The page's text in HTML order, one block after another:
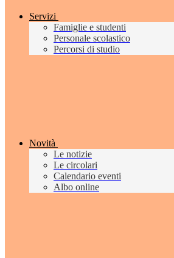
Servizi
Famiglie e studenti
Personale scolastico
Percorsi di studio
Novità
Le notizie
Le circolari
Calendario eventi
Albo online